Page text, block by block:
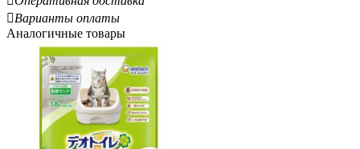
Варианты оплаты
Аналогичные товары